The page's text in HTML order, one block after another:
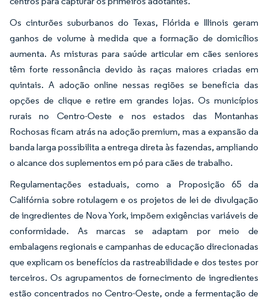
Os cinturões suburbanos do Texas, Flórida e Illinois geram
ganhos de volume à medida que a formação de domicílios
aumenta. As misturas para saúde articular em cães seniores
têm forte ressonância devido às raças maiores criadas em
quintais. A adoção online nessas regiões se beneficia das
opções de clique e retire em grandes lojas. Os municípios
rurais no Centro-Oeste e nos estados das Montanhas
Rochosas ficam atrás na adoção premium, mas a expansão da
banda larga possibilita a entrega direta às fazendas, ampliando
o alcance dos suplementos em pó para cães de trabalho.
Regulamentações estaduais, como a Proposição 65 da
Califórnia sobre rotulagem e os projetos de lei de divulgação
de ingredientes de Nova York, impõem exigências variáveis de
conformidade. As marcas se adaptam por meio de
embalagens regionais e campanhas de educação direcionadas
que explicam os benefícios da rastreabilidade e dos testes por
terceiros. Os agrupamentos de fornecimento de ingredientes
estão concentrados no Centro-Oeste, onde a fermentação de